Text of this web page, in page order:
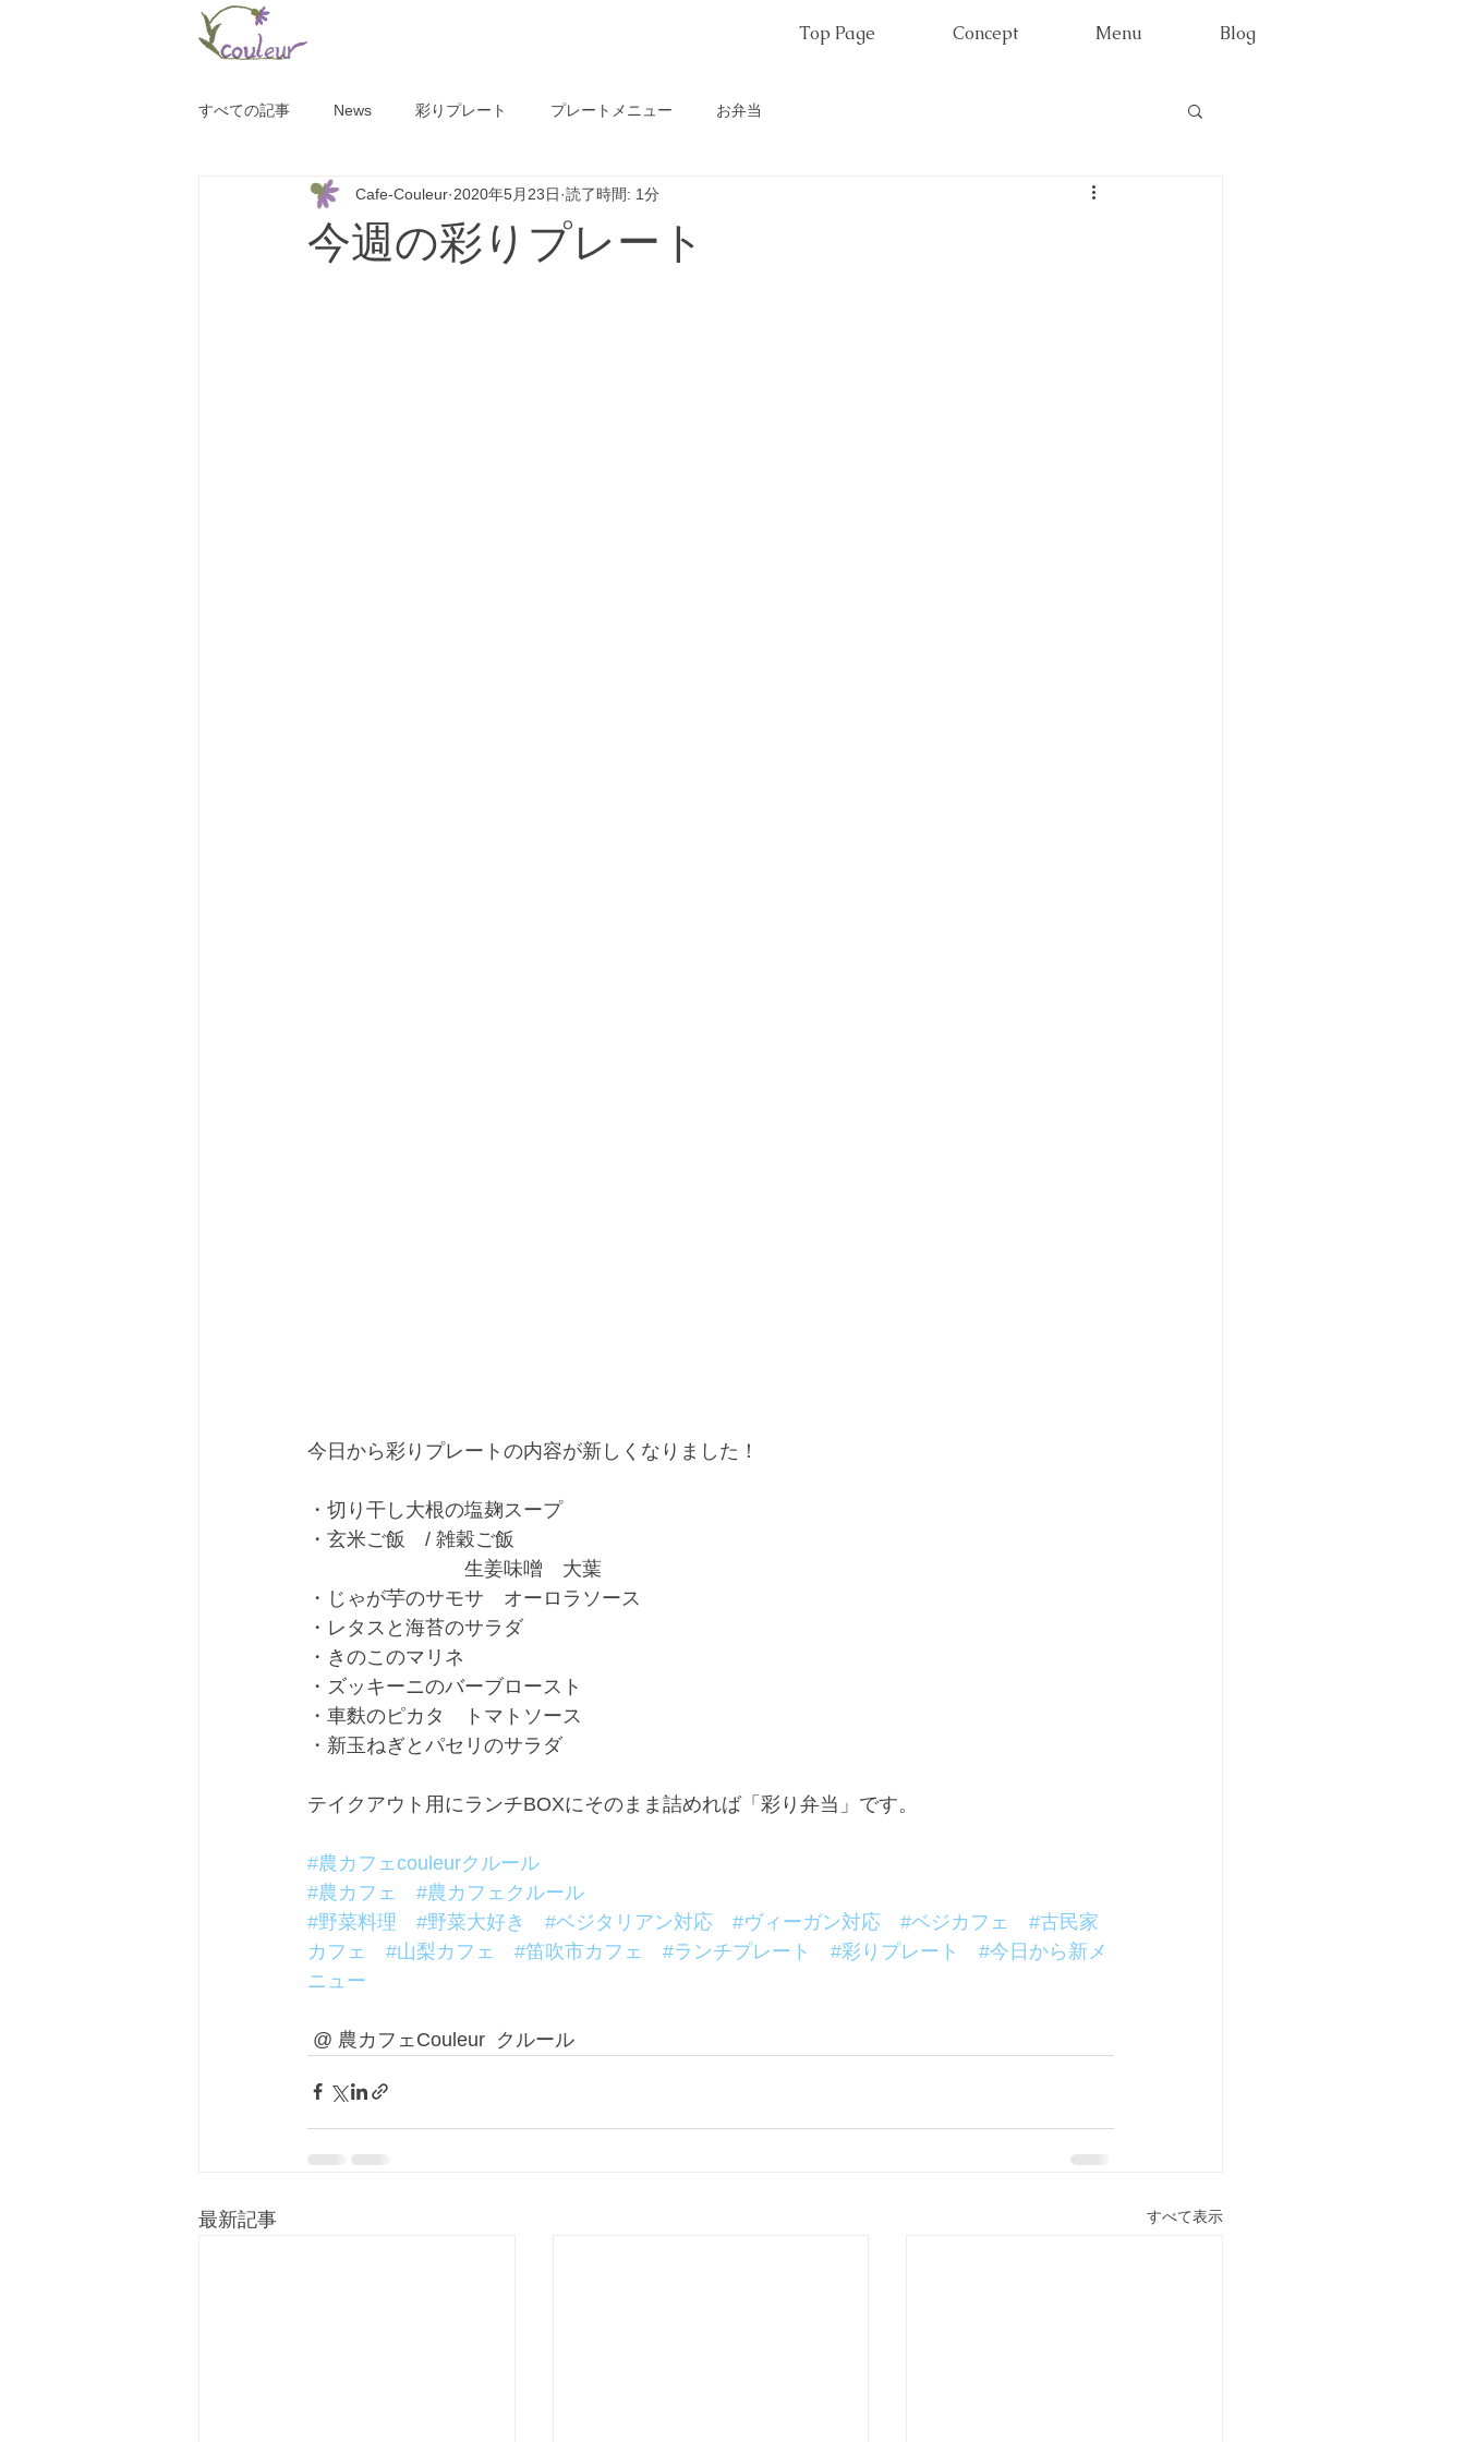
Top Page Concept Menu Blog
すべての記事 News 彩りプレート プレートメニュー お弁当
今週の彩りプレート
Cafe-Couleur 2020年5月23日 読了時間: 1分
今日から彩りプレートの内容が新しくなりました！
・切り干し大根の塩麹スープ
・玄米ご飯　/ 雑穀ご飯
生姜味噌　大葉
・じゃが芋のサモサ　オーロラソース
・レタスと海苔のサラダ
・きのこのマリネ
・ズッキーニのバーブロースト
・車麩のピカタ　トマトソース
・新玉ねぎとパセリのサラダ
テイクアウト用にランチBOXにそのまま詰めれば「彩り弁当」です。
#農カフェcouleurクルール
#農カフェ
#農カフェクルール
#野菜料理
#野菜大好き #ベジタリアン対応 #ヴィーガン対応 #ベジカフェ
#古民家
カフェ
#山梨カフェ #笛吹市カフェ #ランチプレート #彩りプレート
#今日から新メ
ニュー
@ 農カフェCouleur  クルール
最新記事 すべて表示